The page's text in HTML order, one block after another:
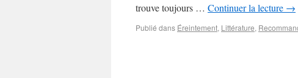
trouve toujours … Continuer la lecture →
Publié dans Éreintement, Littérature,